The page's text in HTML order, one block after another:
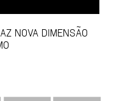
NOVA DIMENSÃO